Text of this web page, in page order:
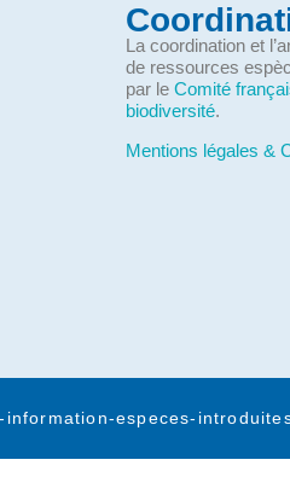
La coordination et
de ressources
par le Comité
biodiversité.
Mentions légales &
information-especes-